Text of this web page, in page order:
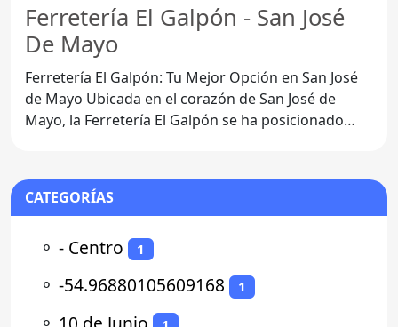
Ferretería El Galpón - San José
De Mayo
Ferretería El Galpón: Tu Mejor Opción en San José
de Mayo Ubicada en el corazón de San José de
Mayo, la Ferretería El Galpón se ha posicionado
CATEGORÍAS
⚬ - Centro 1
⚬ -54.96880105609168 1